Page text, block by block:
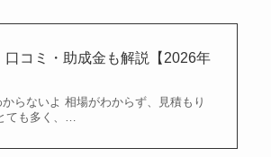
コミ・助成金も解説【2026年
らないよ 相場がわからず、見積もり
ても多く、…